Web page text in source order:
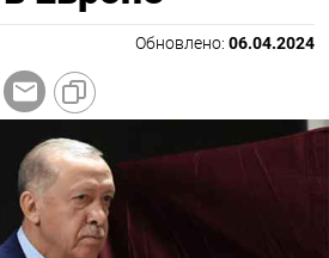
Обновлено: 06.04.2024